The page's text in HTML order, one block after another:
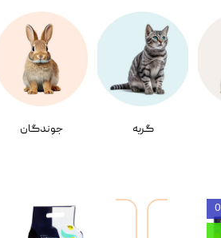
گربه جوندگان